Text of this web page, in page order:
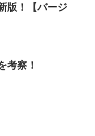
版！【バージ
考察！